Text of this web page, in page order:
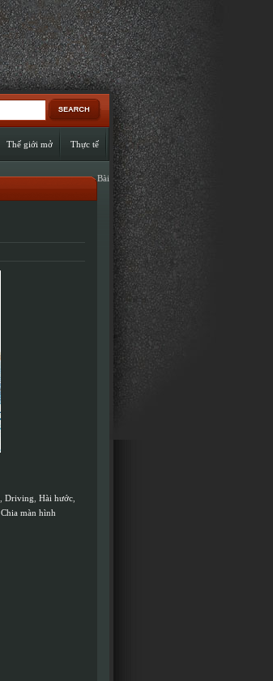
Thế giới mở Thực tế
Driving Hài hước
Chia màn hình
Bài